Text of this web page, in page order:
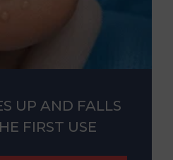
UP AND FALLS
FIRST USE